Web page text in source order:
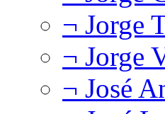
¬ Jorge
¬ Jorge
¬ José